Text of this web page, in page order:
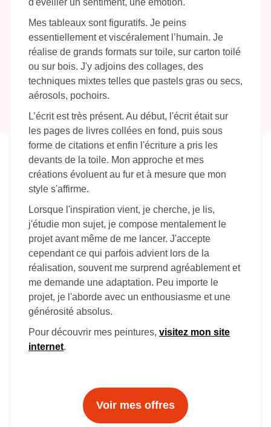
d'éveiller un sentiment, une émotion. ​
Mes tableaux sont figuratifs. Je peins
essentiellement et viscéralement l’humain. Je
réalise de grands formats sur toile, sur carton toilé
ou sur bois. J'y adjoins des collages, des
techniques mixtes telles que pastels gras ou secs,
aérosols, pochoirs. ​
L’écrit est très présent. Au début, l'écrit était sur
les pages de livres collées en fond, puis sous
forme de citations et enfin l'écriture a pris les
devants de la toile. Mon approche et mes
créations évoluent au fur et à mesure que mon
style s'affirme. ​
Lorsque l'inspiration vient, je cherche, je lis,
j'étudie mon sujet, je compose mentalement le
projet avant même de me lancer. J'accepte
cependant ce qui parfois advient lors de la
réalisation, souvent me surprend agréablement et
me demande une adaptation. Peu importe le
projet, je l'aborde avec un enthousiasme et une
générosité absolus.
Pour découvrir mes peintures, visitez mon site
internet.
Voir mes offres